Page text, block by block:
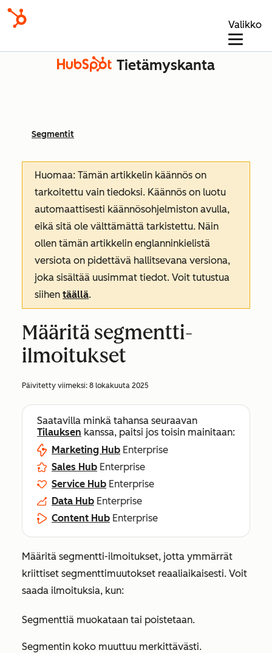
Valikko
Tietämyskanta
Segmentit
Huomaa: Tämän artikkelin käännös on
tarkoitettu vain tiedoksi. Käännös on luotu
automaattisesti käännösohjelmiston avulla,
eikä sitä ole välttämättä tarkistettu. Näin
ollen tämän artikkelin englanninkielistä
versiota on pidettävä hallitsevana versiona,
joka sisältää uusimmat tiedot. Voit tutustua
siihen täällä.
Määritä segmentti-
ilmoitukset
Päivitetty viimeksi: 8 lokakuuta 2025
Saatavilla minkä tahansa seuraavan
Tilauksen kanssa, paitsi jos toisin mainitaan:
Marketing Hub Enterprise
Sales Hub Enterprise
Service Hub Enterprise
Data Hub Enterprise
Content Hub Enterprise
Määritä segmentti-ilmoitukset, jotta ymmärrät
kriittiset segmenttimuutokset reaaliaikaisesti. Voit
saada ilmoituksia, kun:
Segmenttiä muokataan tai poistetaan.
Segmentin koko muuttuu merkittävästi.